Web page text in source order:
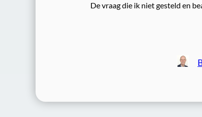
De vraag die ik niet gesteld en